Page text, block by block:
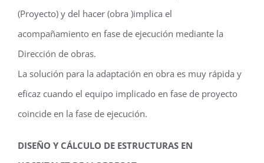
(Proyecto) y del hacer (obra )implica el
acompañamiento en fase de ejecución mediante la
Dirección de obras.
La solución para la adaptación en obra es muy rápida y
eficaz cuando el equipo implicado en fase de proyecto
coincide en la fase de ejecución.
DISEÑO Y CÁLCULO DE ESTRUCTURAS EN